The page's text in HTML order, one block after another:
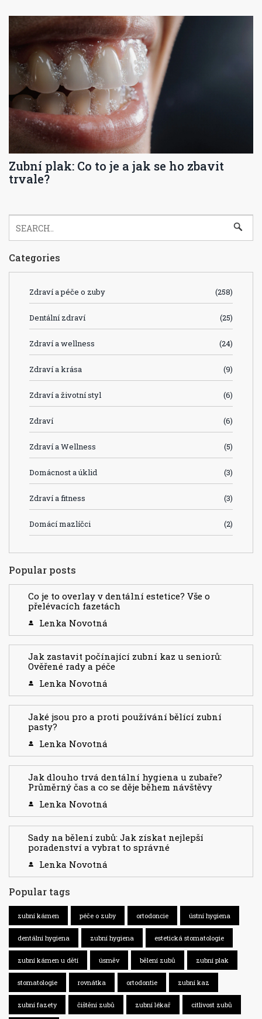
Zubní plak: Co to je a jak se ho zbavit
trvale?
Categories
Zdraví a péče o zuby (258)
Dentální zdraví (25)
Zdraví a wellness (24)
Zdraví a krása (9)
Zdraví a životní styl (6)
Zdraví (6)
Zdraví a Wellness (5)
Domácnost a úklid (3)
Zdraví a fitness (3)
Domácí mazlíčci (2)
Popular posts
Co je to overlay v dentální estetice? Vše o
přelévacích fazetách
Lenka Novotná
Jak zastavit počínající zubní kaz u seniorů:
Ověřené rady a péče
Lenka Novotná
Jaké jsou pro a proti používání bělící zubní
pasty?
Lenka Novotná
Jak dlouho trvá dentální hygiena u zubaře?
Průměrný čas a co se děje během návštěvy
Lenka Novotná
Sady na bělení zubů: Jak získat nejlepší
poradenství a vybrat to správné
Lenka Novotná
Popular tags
zubní kámen péče o zuby ortodoncie ústní hygiena
dentální hygiena zubní hygiena estetická stomatologie
zubní kámen u dětí úsměv bělení zubů zubní plak
stomatologie rovnátka ortodontie zubní kaz
zubní fazety čištění zubů zubní lékař citlivost zubů